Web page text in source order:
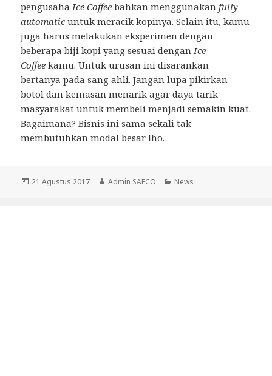
pengusahaIce Coffee bahkan menggunakanfully
automatic untuk meracik kopinya. Selain itu, kamu
juga harus melakukan eksperimen dengan
beberapa biji kopi yang sesuai denganIce
Coffee kamu. Untuk urusan ini disarankan
bertanya pada sang ahli. Jangan lupa pikirkan
botol dan kemasan menarik agar daya tarik
masyarakat untuk membeli menjadi semakin kuat.
Bagaimana? Bisnis ini sama sekali tak
membutuhkan modal besar lho.
Diposkan
21 Agustus 2017 Penulis
Admin SAECO Kategori
News